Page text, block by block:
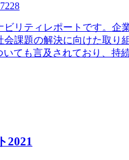
リティレポートです。
課題の解決に向けた取
ても言及されており、持
2021